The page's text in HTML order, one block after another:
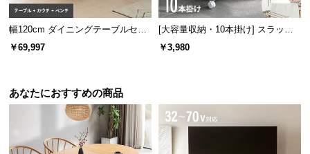
ガラス天板厚さ 約5㎜
万が一割れても安全
幅120cm ダイニングテーブルセッ
ト ソファダイニング 3点セット B
￥69,997
[大容量収納・10本掛け] スラック
スハンガー キャスター付き 出し入
￥3,980
あなたにおすすめの商品